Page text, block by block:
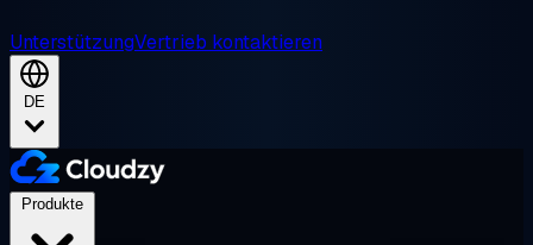
UnterstützungVertrieb kontaktieren
DE